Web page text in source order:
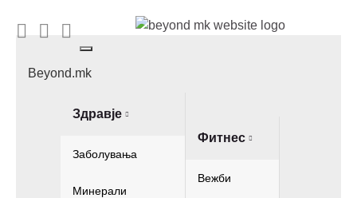
Toggle
navigation
Beyond.mk
Здравје
Заболувања
Минерали
Фитнес
Вежби